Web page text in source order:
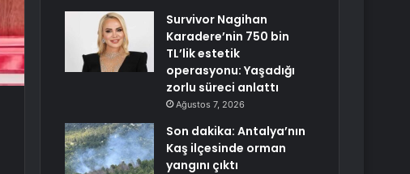
Survivor Nagihan
Karadere’nin 750 bin
TL’lik estetik
operasyonu: Yaşadığı
zorlu süreci anlattı
Ağustos 7, 2026
Son dakika: Antalya’nın
Kaş ilçesinde orman
yangını çıktı